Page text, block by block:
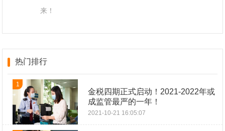
来！
热门排行
1
金税四期正式启动！2021-2022年或
成监管最严的一年！
2021-10-21 16:05:07